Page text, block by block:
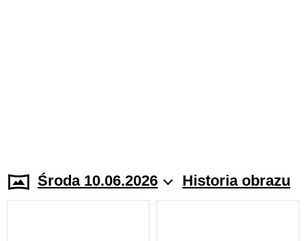
Środa 10.06.2026 Historia obrazu